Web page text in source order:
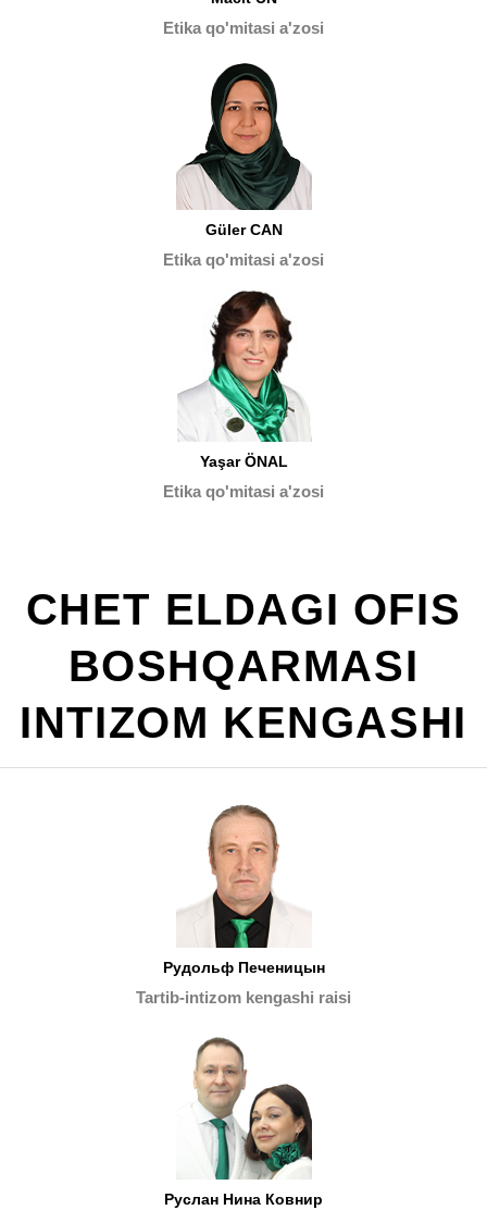
Etika qo'mitasi a'zosi
Güler CAN
Etika qo'mitasi a'zosi
Yaşar ÖNAL
Etika qo'mitasi a'zosi
CHET ELDAGI OFIS
BOSHQARMASI
INTIZOM KENGASHI
Рудольф Печеницын
Tartib-intizom kengashi raisi
Руслан Нина Ковнир